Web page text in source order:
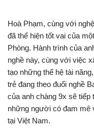
Hoà Phạm, cùng với
đã thể hiện tốt vai của
Phòng. Hành trình của
nghề này, cùng với việc
tạo những thế hệ tài
trẻ đang theo đuổi nghề
của anh chàng 9x sẽ
những người có đam mê
tại Việt Nam.